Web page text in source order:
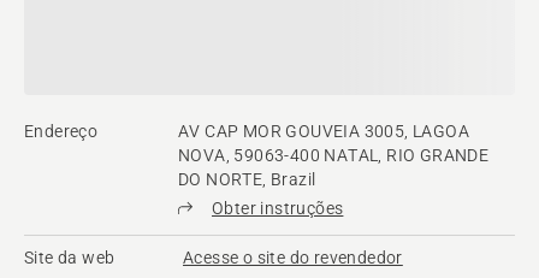
Endereço
AV CAP MOR GOUVEIA 3005, LAGOA
NOVA, 59063-400 NATAL, RIO GRANDE
DO NORTE, Brazil
Obter instruções
Site da web Acesse o site do revendedor